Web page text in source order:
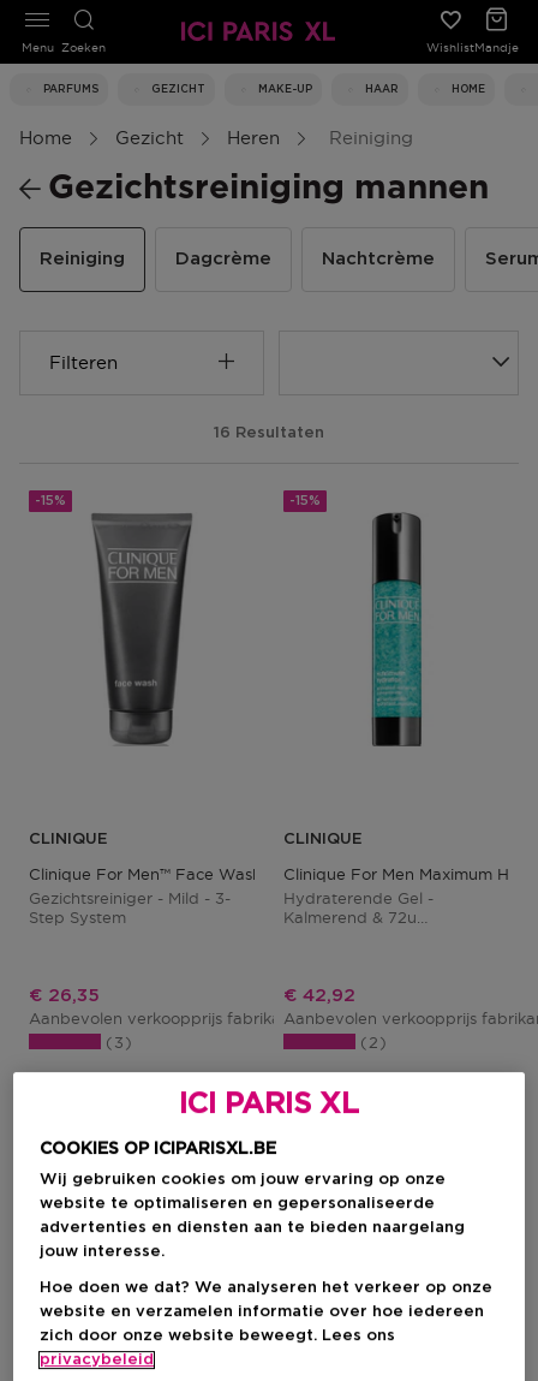
Zoeken WishlistMandje
PARFUMS GEZICHT MAKE-UP HAAR HOME
Menu
Home Gezicht Heren Reiniging
Gezichtsreiniging mannen
Reiniging Dagcrème Nachtcrème
Filteren
16 Resultaten
-15%
CLINIQUE
Clinique For Men™ Face Wash
Gezichtsreiniger - Mild - 3-
Step System
Kortingsprijs
€ 26,35
Aanbevolen verkoopprijs fabrikant€ 31,00
3
-15%
CLINIQUE
Clinique For Men Maximum
Hydraterende Gel -
Kalmerend & 72u
Kortingsprijs
€ 42,92
Aanbevolen verkoopprijs
2
-15%
ICI PARIS XL
COOKIES OP ICIPARISXL.BE
Wij gebruiken cookies om jouw ervaring op onze
website te optimaliseren en gepersonaliseerde
advertenties en diensten aan te bieden naargelang
jouw interesse.
Hoe doen we dat? We analyseren het verkeer op onze
website en verzamelen informatie over hoe iedereen
zich door onze website beweegt. Lees ons
privacybeleid